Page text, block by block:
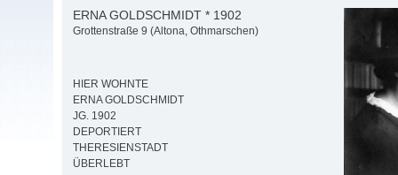
ERNA GOLDSCHMIDT * 1902
Grottenstraße 9 (Altona, Othmarschen)
HIER WOHNTE
ERNA GOLDSCHMIDT
JG. 1902
DEPORTIERT
THERESIENSTADT
ÜBERLEBT